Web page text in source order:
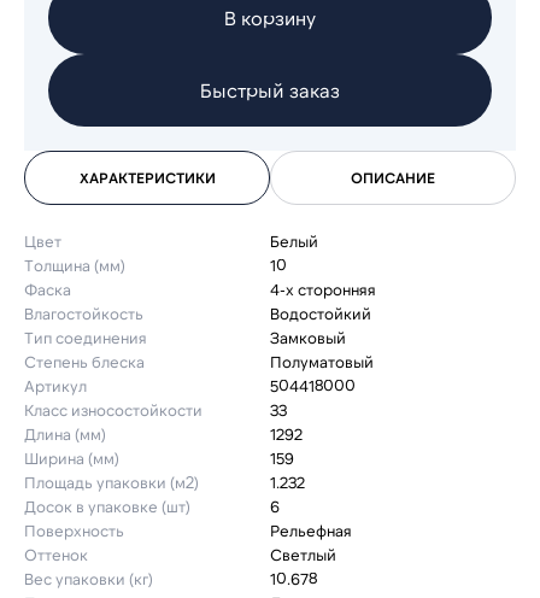
В корзину
Быстрый заказ
ХАРАКТЕРИСТИКИ ОПИСАНИЕ
Цвет
Белый
Толщина (мм)
10
Фаска
4-х сторонняя
Влагостойкость
Водостойкий
Тип соединения
Замковый
Степень блеска
Полуматовый
Артикул
504418000
Класс износостойкости
33
Длина (мм)
1292
Ширина (мм)
159
Площадь упаковки (м2)
1.232
Досок в упаковке (шт)
6
Поверхность
Рельефная
Оттенок
Светлый
Вес упаковки (кг)
10.678